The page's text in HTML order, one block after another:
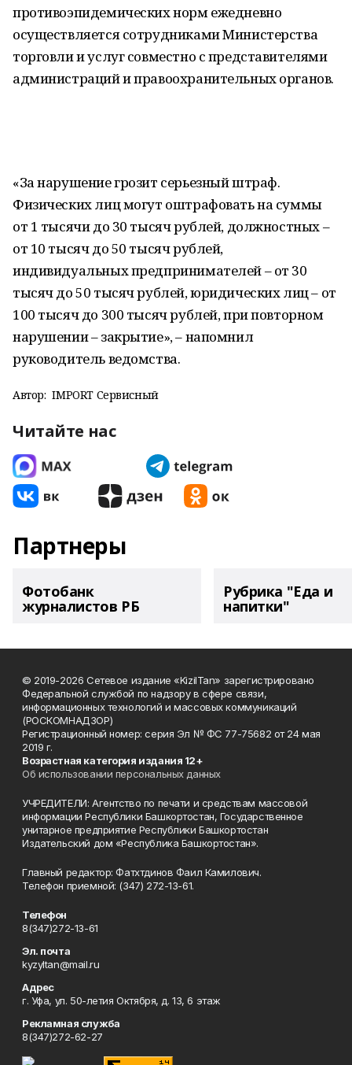
противоэпидемических норм ежедневно
осуществляется сотрудниками Министерства
торговли и услуг совместно с представителями
администраций и правоохранительных органов.
«За нарушение грозит серьезный штраф.
Физических лиц могут оштрафовать на суммы
от 1 тысячи до 30 тысяч рублей, должностных –
от 10 тысяч до 50 тысяч рублей,
индивидуальных предпринимателей – от 30
тысяч до 50 тысяч рублей, юридических лиц – от
100 тысяч до 300 тысяч рублей, при повторном
нарушении – закрытие», – напомнил
руководитель ведомства.
Автор: IMPORT Сервисный
Читайте нас
Партнеры
Фотобанк
журналистов РБ
Рубрика "Еда и
напитки"
© 2019-2026 Сетевое издание «KizilTan» зарегистрировано
Федеральной службой по надзору в сфере связи,
информационных технологий и массовых коммуникаций
(РОСКОМНАДЗОР)
Регистрационный номер: серия Эл № ФС 77-75682 от 24 мая
2019 г.
Возрастная категория издания 12+
Об использовании персональных данных
УЧРЕДИТЕЛИ: Агентство по печати и средствам массовой
информации Республики Башкортостан, Государственное
унитарное предприятие Республики Башкортостан
Издательский дом «Республика Башкортостан».
Главный редактор: Фатхтдинов Фаил Камилович.
Телефон приемной: (347) 272-13-61.
Телефон
8(347)272-13-61
Эл. почта
kyzyltan@mail.ru
Адрес
г. Уфа, ул. 50-летия Октября, д. 13, 6 этаж
Рекламная служба
8(347)272-62-27